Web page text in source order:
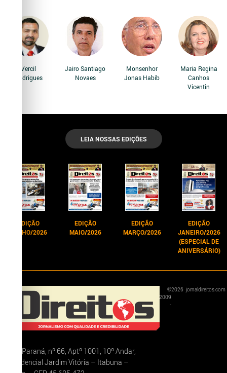
Vercil
Rodrigues
Jairo Santiago
Novaes
Monsenhor
Jonas Habib
Maria Regina
Canhos
Vicentin
LEIA NOSSAS EDIÇÕES
EDIÇÃO
JUNHO/2026
EDIÇÃO
MAIO/2026
EDIÇÃO
MARÇO/2026
EDIÇÃO
JANEIRO/2026
(ESPECIAL DE
ANIVERSÁRIO)
Rua Paraná, nº 66, Aptº 1001, 10º Andar,
Residencial Jardim Vitória – Itabuna –
©
2009
-
2026 jornaldireitos.com